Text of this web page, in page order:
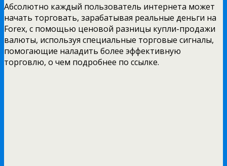
Абсолютно каждый пользователь интернета может
начать торговать, зарабатывая реальные деньги на
Forex, с помощью ценовой разницы купли-продажи
валюты, используя специальные торговые сигналы,
помогающие наладить более эффективную
торговлю, о чем подробнее по ссылке.